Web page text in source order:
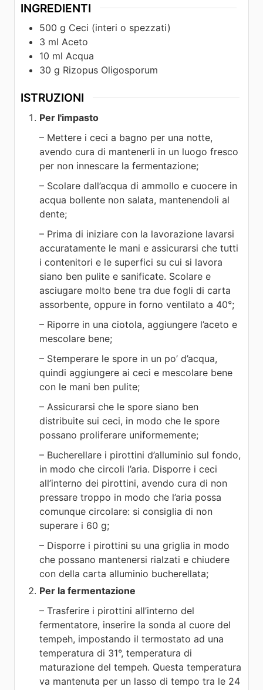
INGREDIENTI
500 g Ceci (interi o spezzati)
3 ml Aceto
10 ml Acqua
30 g Rizopus Oligosporum
ISTRUZIONI
Per l'impasto
– Mettere i ceci a bagno per una notte,
avendo cura di mantenerli in un luogo fresco
per non innescare la fermentazione;
– Scolare dall’acqua di ammollo e cuocere in
acqua bollente non salata, mantenendoli al
dente;
– Prima di iniziare con la lavorazione lavarsi
accuratamente le mani e assicurarsi che tutti
i contenitori e le superfici su cui si lavora
siano ben pulite e sanificate. Scolare e
asciugare molto bene tra due fogli di carta
assorbente, oppure in forno ventilato a 40°;
– Riporre in una ciotola, aggiungere l’aceto e
mescolare bene;
– Stemperare le spore in un po’ d’acqua,
quindi aggiungere ai ceci e mescolare bene
con le mani ben pulite;
– Assicurarsi che le spore siano ben
distribuite sui ceci, in modo che le spore
possano proliferare uniformemente;
– Bucherellare i pirottini d’alluminio sul fondo,
in modo che circoli l’aria. Disporre i ceci
all’interno dei pirottini, avendo cura di non
pressare troppo in modo che l’aria possa
comunque circolare: si consiglia di non
superare i 60 g;
– Disporre i pirottini su una griglia in modo
che possano mantenersi rialzati e chiudere
con della carta alluminio bucherellata;
Per la fermentazione
– Trasferire i pirottini all’interno del
fermentatore, inserire la sonda al cuore del
tempeh, impostando il termostato ad una
temperatura di 31°, temperatura di
maturazione del tempeh. Questa temperatura
va mantenuta per un lasso di tempo tra le 24